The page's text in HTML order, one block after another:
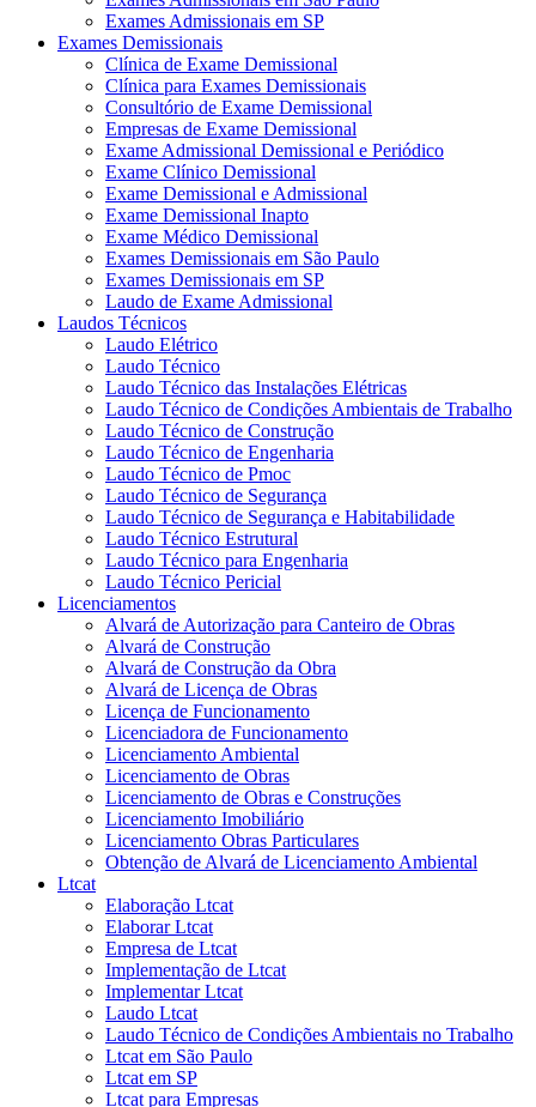
Exames Admissionais em SP
Exames Demissionais
Clínica de Exame Demissional
Clínica para Exames Demissionais
Consultório de Exame Demissional
Empresas de Exame Demissional
Exame Admissional Demissional e Periódico
Exame Clínico Demissional
Exame Demissional e Admissional
Exame Demissional Inapto
Exame Médico Demissional
Exames Demissionais em São Paulo
Exames Demissionais em SP
Laudo de Exame Admissional
Laudos Técnicos
Laudo Elétrico
Laudo Técnico
Laudo Técnico das Instalações Elétricas
Laudo Técnico de Condições Ambientais de Trabalho
Laudo Técnico de Construção
Laudo Técnico de Engenharia
Laudo Técnico de Pmoc
Laudo Técnico de Segurança
Laudo Técnico de Segurança e Habitabilidade
Laudo Técnico Estrutural
Laudo Técnico para Engenharia
Laudo Técnico Pericial
Licenciamentos
Alvará de Autorização para Canteiro de Obras
Alvará de Construção
Alvará de Construção da Obra
Alvará de Licença de Obras
Licença de Funcionamento
Licenciadora de Funcionamento
Licenciamento Ambiental
Licenciamento de Obras
Licenciamento de Obras e Construções
Licenciamento Imobiliário
Licenciamento Obras Particulares
Obtenção de Alvará de Licenciamento Ambiental
Ltcat
Elaboração Ltcat
Elaborar Ltcat
Empresa de Ltcat
Implementação de Ltcat
Implementar Ltcat
Laudo Ltcat
Laudo Técnico de Condições Ambientais no Trabalho
Ltcat em São Paulo
Ltcat em SP
Ltcat para Empresas